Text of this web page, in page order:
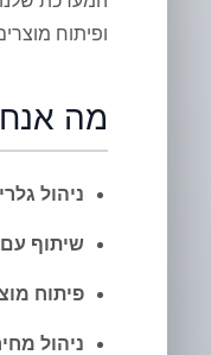
ופיתוח
מה
ניהול
שיתוף
פיתוח
ניהול